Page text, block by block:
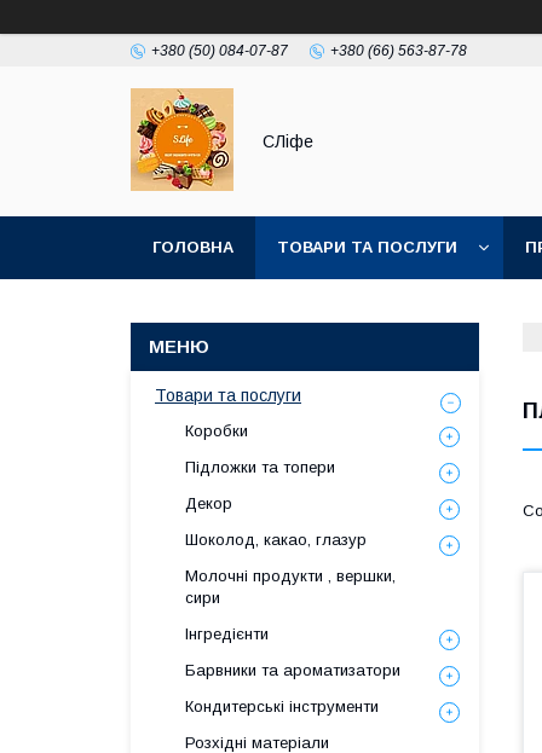
+380 (50) 084-07-87 +380 (66) 563-87-78
СЛіфе
ГОЛОВНА ТОВАРИ ТА ПОСЛУГИ
Товари та послуги
Коробки
Підложки та топери
Декор
Шоколод, какао, глазур
Молочні продукти , вершки,
сири
Інгредієнти
Барвники та ароматизатори
Кондитерські інструменти
Розхідні матеріали